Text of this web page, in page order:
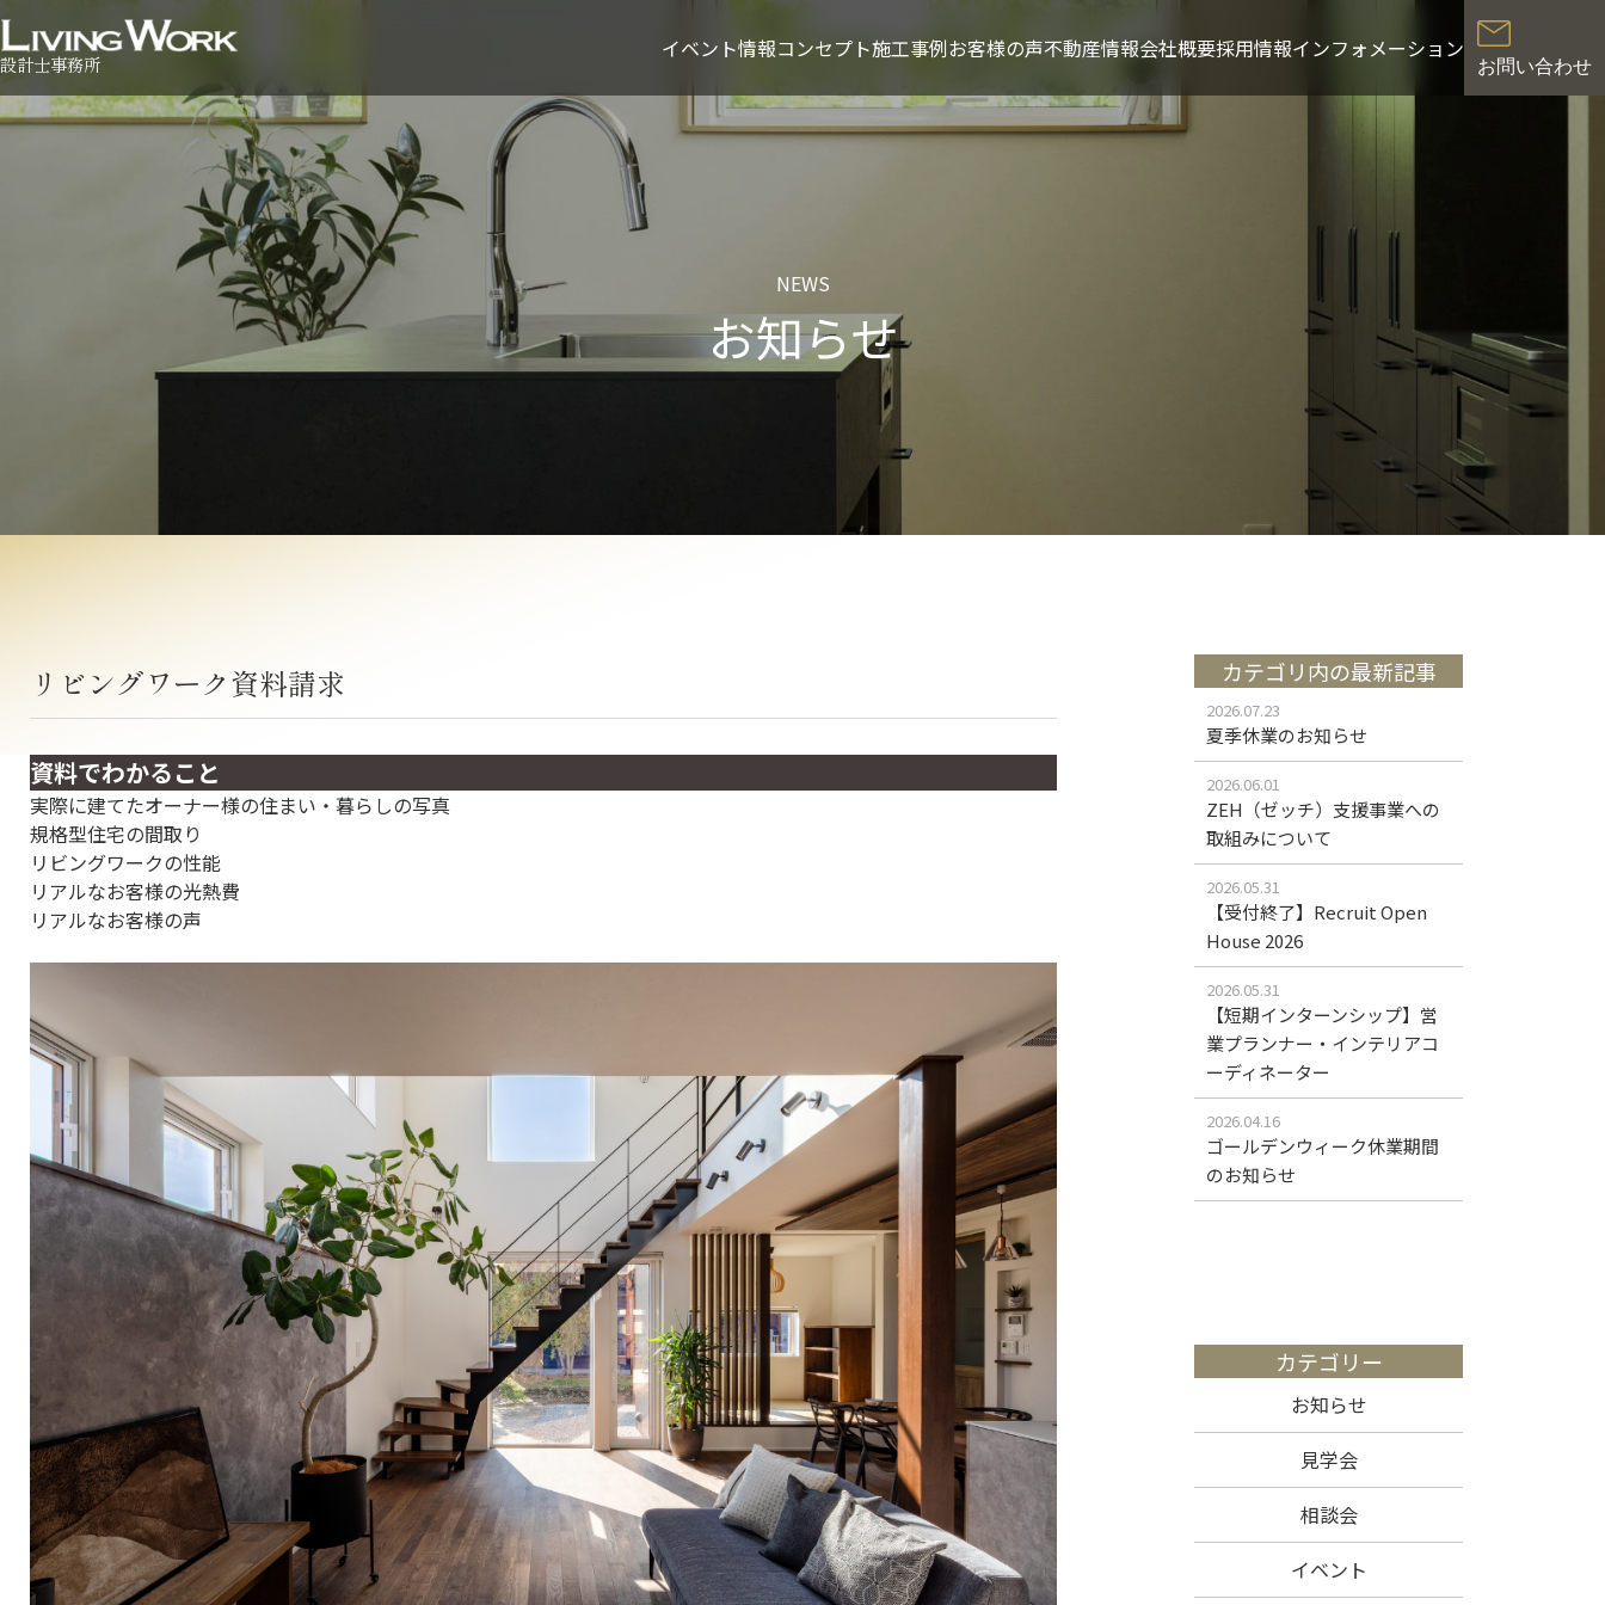
設計士事務所
イベント情報コンセプト施工事例お客様の声不動産情報会社概要採用情報インフォメーション
お問い合わせ
NEWS
お知らせ
リビングワーク資料請求
資料でわかること
実際に建てたオーナー様の住まい・暮らしの写真
規格型住宅の間取り
リビングワークの性能
リアルなお客様の光熱費
リアルなお客様の声
カテゴリ内の最新記事
2026.07.23
夏季休業のお知らせ
2026.06.01
ZEH（ゼッチ）支援事業への
取組みについて
2026.05.31
【受付終了】Recruit Open
House 2026
2026.05.31
【短期インターンシップ】営
業プランナー・インテリアコ
ーディネーター
2026.04.16
ゴールデンウィーク休業期間
のお知らせ
カテゴリー
お知らせ
見学会
相談会
イベント